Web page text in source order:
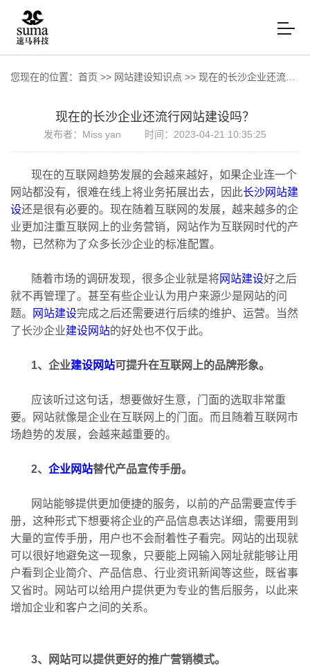
您现在的位置： 首页 >> 网站建设知识点 >> 现在的长沙企业还流行网站建设吗？
现在的长沙企业还流行网站建设吗？
发布者：Miss yan 时间：2023-04-21 10:35:25
现在的互联网趋势发展的会越来越好，如果企业连一个
网站都没有，很难在线上将业务拓展出去，因此长沙网站建
设还是很有必要的。现在随着互联网的发展，越来越多的企
业更加注重互联网上的业务营销，网站作为互联网时代的产
物，已然称为了众多长沙企业的标准配置。
随着市场的调研发现，很多企业就是将网站建设好之后
就不再管理了。甚至有些企业认为用户来源少是网站的问
题。
网站建设完成之后还需要进行后续的维护、运营。当然
了长沙企业建设网站的好处也不仅于此。
1、企业建设网站可提升在互联网上的品牌形象。
应该听过这句话，想要做好生意，门面的选取非常重
要。网站就像是企业在互联网上的门面。而且随着互联网市
场趋势的发展，会越来越重要的。
2、 企业网站替代产品宣传手册。
网站能够提供更加便捷的服务，以前的产品需要宣传手
册，这种形式下想要将企业的产品信息表达详细，需要用到
大量的宣传手册，用户也不会耐着性子看完。网站的出现就
可以很好地避免这一现象，只要能上网输入网址就能够让用
户看到企业简介、产品信息、行业资讯新闻等这些，既省事
又省时。网站可以给用户提供更为专业的售后服务，以此来
增加企业和客户之间的关系。
3、网站可以提供更好的推广营销模式。